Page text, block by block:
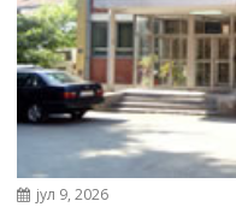
јул 9, 2026